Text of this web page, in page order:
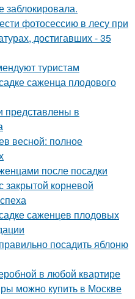
заблокировала.
фотосессию в лесу при
достигавших - 35
туристам
саженца плодового
представлены в
весной: полное
после посадки
закрытой корневой
саженцев плодовых
посадить яблоню
в любой квартире
можно купить в Москве